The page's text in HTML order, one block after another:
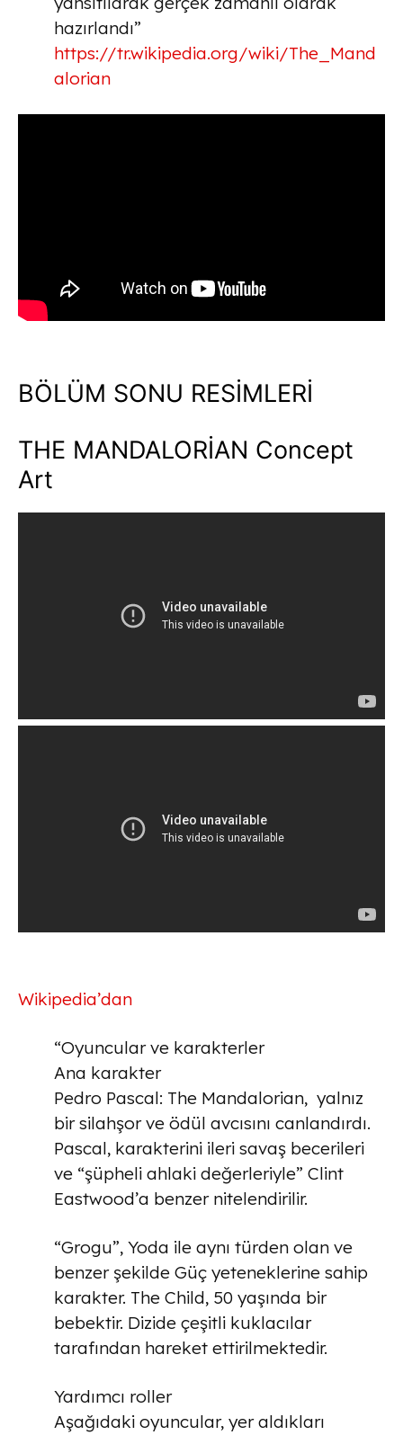
hazırlandı”
https://tr.wikipedia.org/wiki/The_Mand
alorian
BÖLÜM SONU RESİMLERİ
THE MANDALORİAN Concept
Art
Wikipedia’dan
“Oyuncular ve karakterler
Ana karakter
Pedro Pascal: The Mandalorian, yalnız
bir silahşor ve ödül avcısını canlandırdı.
Pascal, karakterini ileri savaş becerileri
ve “şüpheli ahlaki değerleriyle” Clint
Eastwood’a benzer nitelendirilir.
“Grogu”, Yoda ile aynı türden olan ve
benzer şekilde Güç yeteneklerine sahip
karakter. The Child, 50 yaşında bir
bebektir. Dizide çeşitli kuklacılar
tarafından hareket ettirilmektedir.
Yardımcı roller
Aşağıdaki oyuncular, yer aldıkları